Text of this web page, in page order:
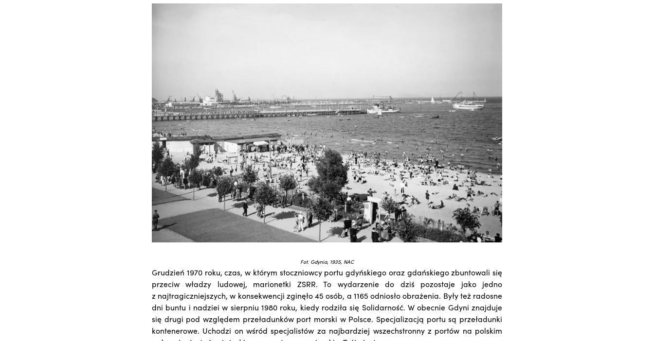
Fot. Gdynia, 1935, NAC
Grudzień 1970 roku, czas, w którym stoczniowcy portu gdyńskiego oraz gdańskiego zbuntowali się
przeciw władzy ludowej, marionetki ZSRR. To wydarzenie do dziś pozostaje jako jedno
z najtragiczniejszych, w konsekwencji zginęło 45 osób, a 1165 odniosło obrażenia. Były też radosne
dni buntu i nadziei w sierpniu 1980 roku, kiedy rodziła się Solidarność. W obecnie Gdyni znajduje
się drugi pod względem przeładunków port morski w Polsce. Specjalizacją portu są przeładunki
kontenerowe. Uchodzi on wśród specjalistów za najbardziej wszechstronny z portów na polskim